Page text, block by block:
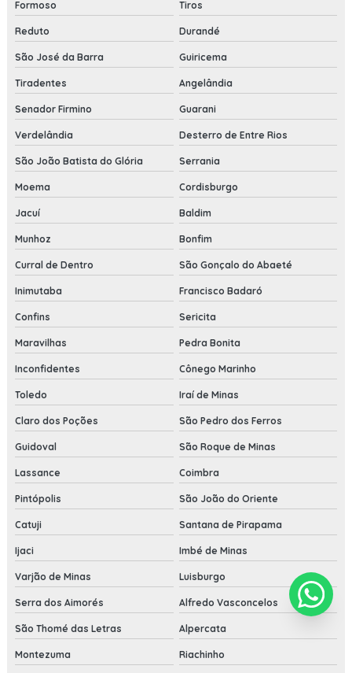
Formoso Tiros
Reduto Durandé
São José da Barra Guiricema
Tiradentes Angelândia
Senador Firmino Guarani
Verdelândia Desterro de Entre Rios
São João Batista do Glória Serrania
Moema Cordisburgo
Jacuí Baldim
Munhoz Bonfim
Curral de Dentro São Gonçalo do Abaeté
Inimutaba Francisco Badaró
Confins Sericita
Maravilhas Pedra Bonita
Inconfidentes Cônego Marinho
Toledo Iraí de Minas
Claro dos Poções São Pedro dos Ferros
Guidoval São Roque de Minas
Lassance Coimbra
Pintópolis São João do Oriente
Catuji Santana de Pirapama
Ijaci Imbé de Minas
Varjão de Minas Luisburgo
Serra dos Aimorés Alfredo Vasconcelos
São Thomé das Letras Alpercata
Montezuma Riachinho